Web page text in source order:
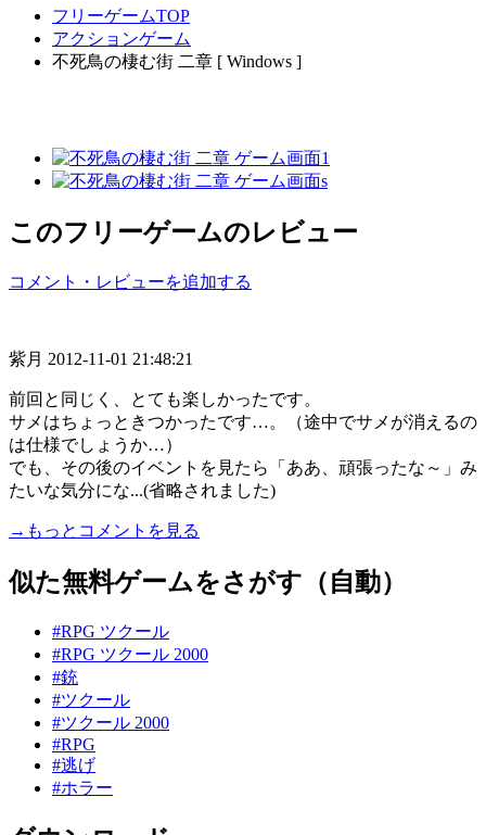
フリーゲームTOP
アクションゲーム
不死鳥の棲む街 二章 [ Windows ]
このフリーゲームのレビュー
コメント・レビューを追加する
紫月 2012-11-01 21:48:21
前回と同じく、とても楽しかったです。
サメはちょっときつかったです…。（途中でサメが消えるの
は仕様でしょうか…）
でも、その後のイベントを見たら「ああ、頑張ったな～」み
たいな気分にな...(省略されました)
→もっとコメントを見る
似た無料ゲームをさがす（自動）
#RPG ツクール
#RPG ツクール 2000
#銃
#ツクール
#ツクール 2000
#RPG
#逃げ
#ホラー